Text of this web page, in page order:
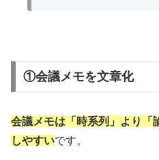
①会議メモを文章化
会議メモは「時系列」より「
しやすいです。